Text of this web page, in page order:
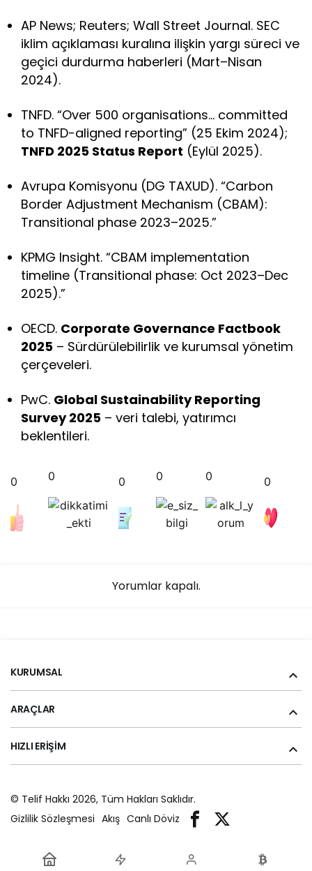
AP News; Reuters; Wall Street Journal. SEC
iklim açıklaması kuralına ilişkin yargı süreci ve
geçici durdurma haberleri (Mart–Nisan
2024).
TNFD. “Over 500 organisations… committed
to TNFD-aligned reporting” (25 Ekim 2024);
TNFD 2025 Status Report (Eylül 2025).
Avrupa Komisyonu (DG TAXUD). “Carbon
Border Adjustment Mechanism (CBAM):
Transitional phase 2023–2025.”
KPMG Insight. “CBAM implementation
timeline (Transitional phase: Oct 2023–Dec
2025).”
OECD. Corporate Governance Factbook
2025 – Sürdürülebilirlik ve kurumsal yönetim
çerçeveleri.
PwC. Global Sustainability Reporting
Survey 2025 – veri talebi, yatırımcı
beklentileri.
0 0 0 0 0 0
Yorumlar kapalı.
KURUMSAL
ARAÇLAR
HIZLI ERIŞIM
© Telif Hakkı 2026, Tüm Hakları Saklıdır.
Gizlilik Sözleşmesi Akış Canlı Döviz